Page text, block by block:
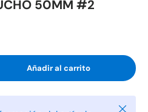
50MM #2
Añadir al carrito
Cerrar